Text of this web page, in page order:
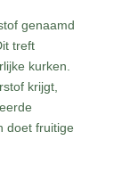
genaamd
treft
kurken.
krijgt,
doet fruitige